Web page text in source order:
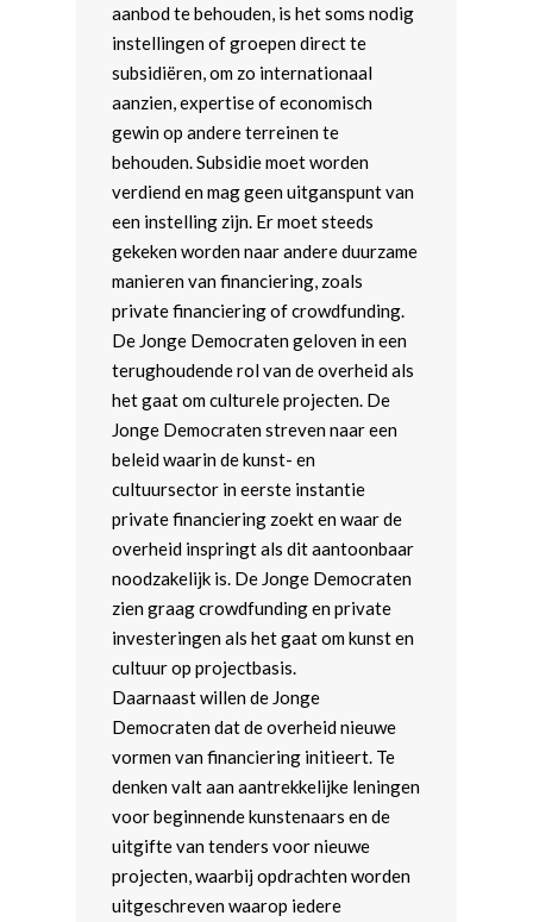
aanbod te behouden, is het soms nodig
instellingen of groepen direct te
subsidiëren, om zo internationaal
aanzien, expertise of economisch
gewin op andere terreinen te
behouden. Subsidie moet worden
verdiend en mag geen uitganspunt van
een instelling zijn. Er moet steeds
gekeken worden naar andere duurzame
manieren van financiering, zoals
private financiering of crowdfunding.
De Jonge Democraten geloven in een
terughoudende rol van de overheid als
het gaat om culturele projecten. De
Jonge Democraten streven naar een
beleid waarin de kunst- en
cultuursector in eerste instantie
private financiering zoekt en waar de
overheid inspringt als dit aantoonbaar
noodzakelijk is. De Jonge Democraten
zien graag crowdfunding en private
investeringen als het gaat om kunst en
cultuur op projectbasis.
Daarnaast willen de Jonge
Democraten dat de overheid nieuwe
vormen van financiering initieert. Te
denken valt aan aantrekkelijke leningen
voor beginnende kunstenaars en de
uitgifte van tenders voor nieuwe
projecten, waarbij opdrachten worden
uitgeschreven waarop iedere